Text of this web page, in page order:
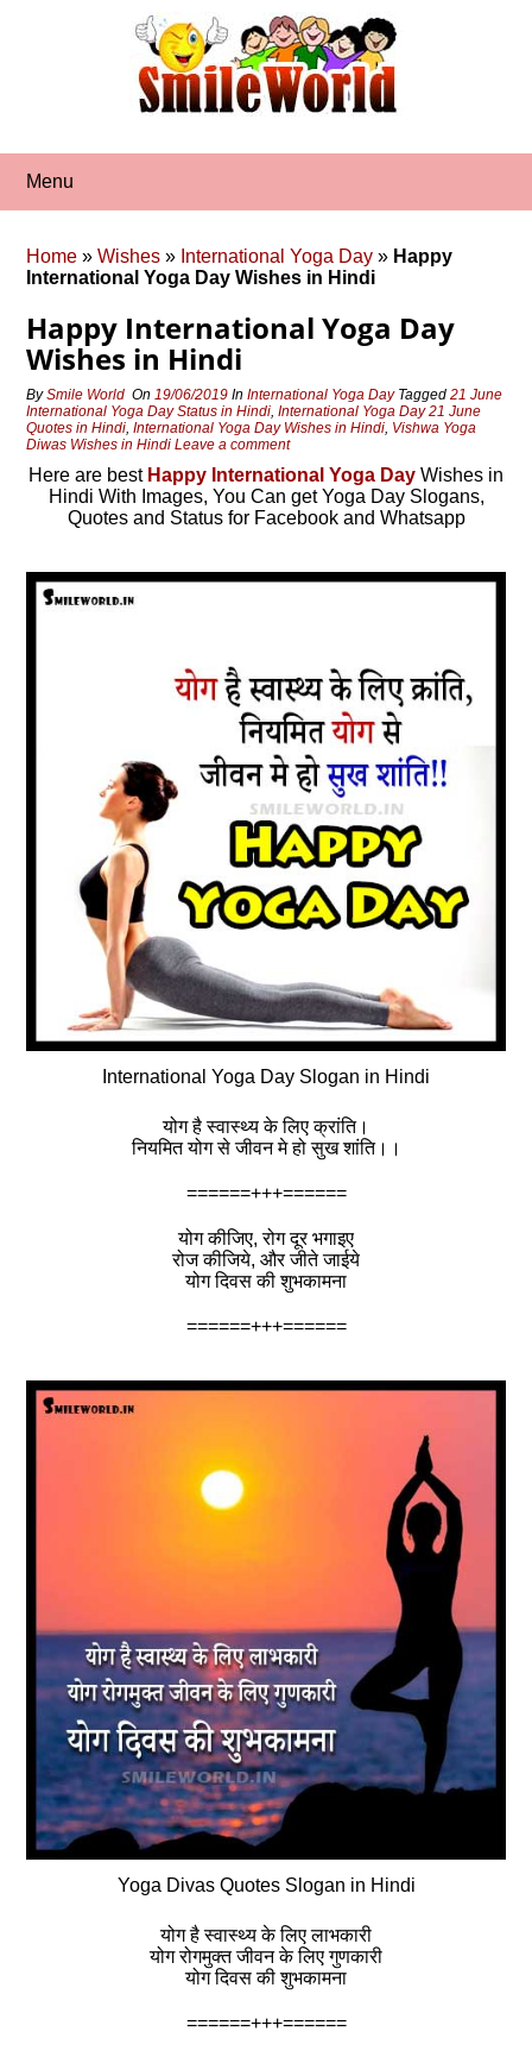
Menu
Home »Wishes » International Yoga Day » Happy
International Yoga Day Wishes in Hindi
Happy International Yoga Day
Wishes in Hindi
BySmile World On19/06/2019 InInternational Yoga Day Tagged21 June
International Yoga Day Status in Hindi,International Yoga Day 21 June
Quotes in Hindi,International Yoga Day Wishes in Hindi, Vishwa Yoga
Diwas Wishes in Hindi Leave a comment
Here are best Happy International Yoga Day Wishes in
Hindi With Images, You Can get Yoga Day Slogans,
Quotes and Status for Facebook and Whatsapp
International Yoga Day Slogan in Hindi
योग है स्वास्थ्य के लिए क्रांति।
नियमित योग से जीवन मे हो सुख शांति।।
======+++======
योग कीजिए, रोग दूर भगाइए
रोज कीजिये, और जीते जाईये
योग दिवस की शुभकामना
======+++======
Yoga Divas Quotes Slogan in Hindi
योग है स्वास्थ्य के लिए लाभकारी
योग रोगमुक्त जीवन के लिए गुणकारी
योग दिवस की शुभकामना
======+++======